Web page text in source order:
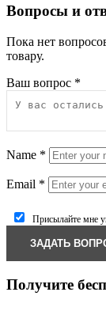
Вопросы и
Пока нет
товару.
Ваш вопрос *
Name *
Email *
Присылайте мне
Получите